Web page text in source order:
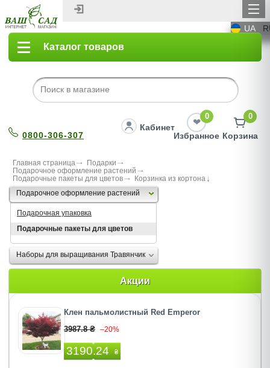
UA
Каталог товаров
0800-306-307
Кабинет
0
Избранное
0
Корзина
Главная страница
Подарки
Подарочное оформление растений
Подарочные пакеты для цветов
Корзинка из кортона
Подарочное оформление растений
Подарочная упаковка
Подарочные пакеты для цветов
Наборы для выращивания Травянчик
Акции
Клен пальмолистный Red Emperor
3987.8 ₴ –20%
3190.24 ₴